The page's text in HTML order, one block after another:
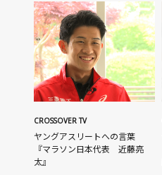
CROSSOVER TV
ヤングアスリートへの言葉
『マラソン日本代表 近藤亮
太』